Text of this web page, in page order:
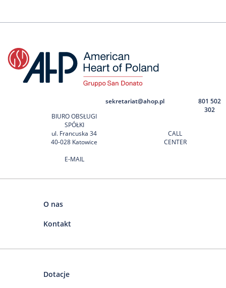
BIURO OBSŁUGI
SPÓŁKI
ul. Francuska 34
40-028 Katowice
E-MAIL
sekretariat@ahop.pl
CALL
CENTER
801 502
302
O nas
Kontakt
Dotacje